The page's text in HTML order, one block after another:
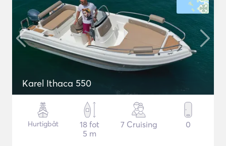
Karel Ithaca 550
Hurtigbåt
18 fot
5 m
7 Cruising 0